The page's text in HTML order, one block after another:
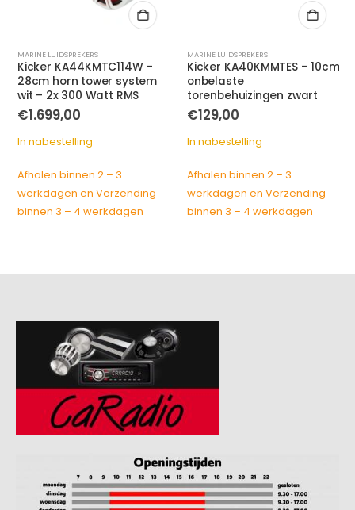
MARINE LUIDSPREKERS
Kicker KA44KMTC114W –
28cm horn tower system
wit – 2x 300 Watt RMS
€1.699,00
In nabestelling
Afhalen binnen 2 – 3
werkdagen en Verzending
binnen 3 – 4 werkdagen
MARINE LUIDSPREKERS
Kicker KA40KMMTES – 10cm
onbelaste
torenbehuizingen zwart
€129,00
In nabestelling
Afhalen binnen 2 – 3
werkdagen en Verzending
binnen 3 – 4 werkdagen